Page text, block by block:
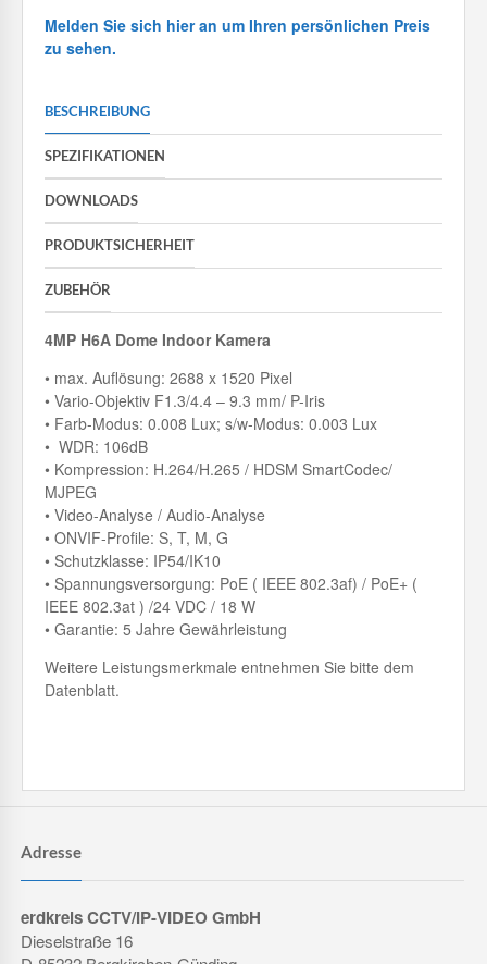
Melden Sie sich hier an um Ihren persönlichen Preis
zu sehen.
BESCHREIBUNG
SPEZIFIKATIONEN
DOWNLOADS
PRODUKTSICHERHEIT
ZUBEHÖR
4MP H6A Dome Indoor Kamera
• max. Auflösung: 2688 x 1520 Pixel
• Vario-Objektiv F1.3/4.4 – 9.3 mm/ P-Iris
• Farb-Modus: 0.008 Lux; s/w-Modus: 0.003 Lux
• WDR: 106dB
• Kompression: H.264/H.265 / HDSM SmartCodec/
MJPEG
• Video-Analyse / Audio-Analyse
• ONVIF-Profile: S, T, M, G
• Schutzklasse: IP54/IK10
• Spannungsversorgung: PoE ( IEEE 802.3af) / PoE+ (
IEEE 802.3at ) /24 VDC / 18 W
• Garantie: 5 Jahre Gewährleistung
Weitere Leistungsmerkmale entnehmen Sie bitte dem
Datenblatt.
Adresse
erdkreis CCTV/IP-VIDEO GmbH
Dieselstraße 16